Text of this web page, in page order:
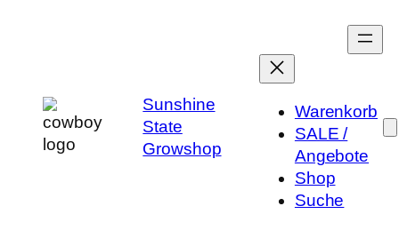
Sunshine
State
Growshop
Warenkorb
SALE /
Angebote
Shop
Suche